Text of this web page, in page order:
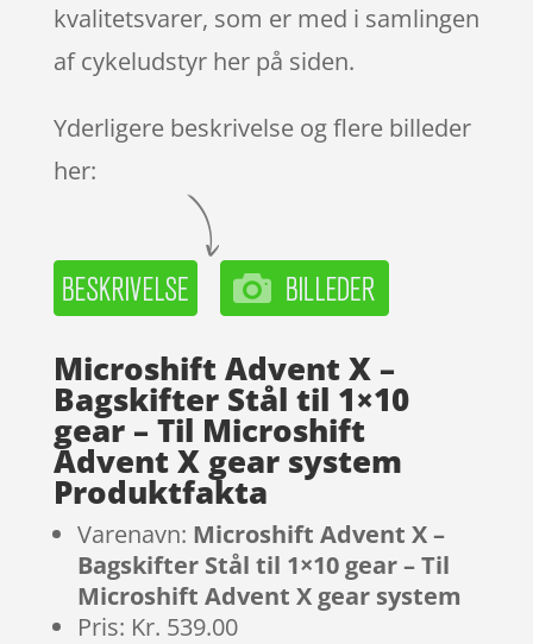
kvalitetsvarer, som er med i samlingen
af cykeludstyr her på siden.
Yderligere beskrivelse og flere billeder
her:
Microshift Advent X –
Bagskifter Stål til 1×10
gear – Til Microshift
Advent X gear system
Produktfakta
Varenavn: Microshift Advent X –
Bagskifter Stål til 1×10 gear – Til
Microshift Advent X gear system
Pris: Kr. 539.00